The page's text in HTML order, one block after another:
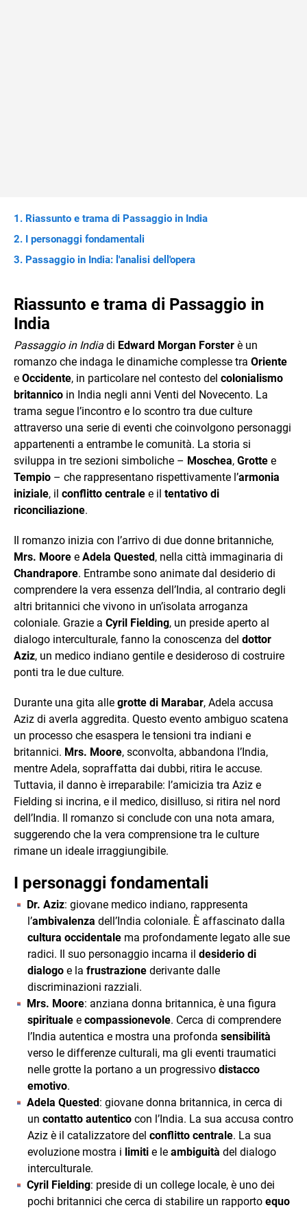
Riassunto e trama di Passaggio in India
I personaggi fondamentali
Passaggio in India: l'analisi dell'opera
Riassunto e trama di Passaggio in
India
Passaggio in India di Edward Morgan Forster è un
romanzo che indaga le dinamiche complesse tra Oriente
e Occidente, in particolare nel contesto del colonialismo
britannico in India negli anni Venti del Novecento. La
trama segue l’incontro e lo scontro tra due culture
attraverso una serie di eventi che coinvolgono personaggi
appartenenti a entrambe le comunità. La storia si
sviluppa in tre sezioni simboliche – Moschea, Grotte e
Tempio – che rappresentano rispettivamente l’armonia
iniziale, il conflitto centrale e il tentativo di
riconciliazione.
Il romanzo inizia con l’arrivo di due donne britanniche,
Mrs. Moore e Adela Quested, nella città immaginaria di
Chandrapore. Entrambe sono animate dal desiderio di
comprendere la vera essenza dell’India, al contrario degli
altri britannici che vivono in un’isolata arroganza
coloniale. Grazie a Cyril Fielding, un preside aperto al
dialogo interculturale, fanno la conoscenza del dottor
Aziz, un medico indiano gentile e desideroso di costruire
ponti tra le due culture.
Durante una gita alle grotte di Marabar, Adela accusa
Aziz di averla aggredita. Questo evento ambiguo scatena
un processo che esaspera le tensioni tra indiani e
britannici. Mrs. Moore, sconvolta, abbandona l’India,
mentre Adela, sopraffatta dai dubbi, ritira le accuse.
Tuttavia, il danno è irreparabile: l’amicizia tra Aziz e
Fielding si incrina, e il medico, disilluso, si ritira nel nord
dell’India. Il romanzo si conclude con una nota amara,
suggerendo che la vera comprensione tra le culture
rimane un ideale irraggiungibile.
I personaggi fondamentali
Dr. Aziz: giovane medico indiano, rappresenta
l’ambivalenza dell’India coloniale. È affascinato dalla
cultura occidentale ma profondamente legato alle sue
radici. Il suo personaggio incarna il desiderio di
dialogo e la frustrazione derivante dalle
discriminazioni razziali.
Mrs. Moore: anziana donna britannica, è una figura
spirituale e compassionevole. Cerca di comprendere
l’India autentica e mostra una profonda sensibilità
verso le differenze culturali, ma gli eventi traumatici
nelle grotte la portano a un progressivo distacco
emotivo.
Adela Quested: giovane donna britannica, in cerca di
un contatto autentico con l’India. La sua accusa contro
Aziz è il catalizzatore del conflitto centrale. La sua
evoluzione mostra i limiti e le ambiguità del dialogo
interculturale.
Cyril Fielding: preside di un college locale, è uno dei
pochi britannici che cerca di stabilire un rapporto equo